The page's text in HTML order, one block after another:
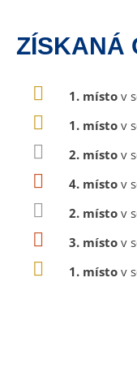
ZÍSKANÁ
1. místo v
1. místo v
2. místo v
4. místo v
2. místo v
3. místo v
1. místo v